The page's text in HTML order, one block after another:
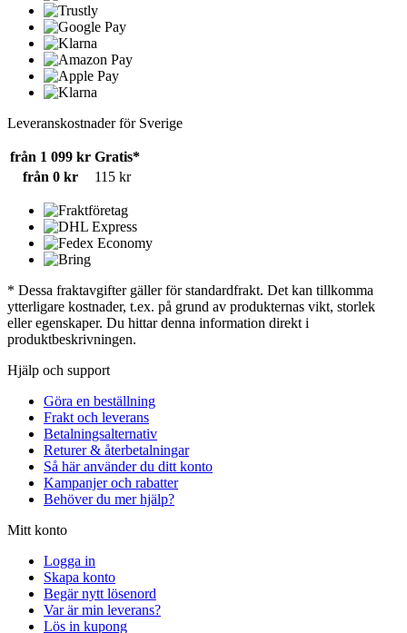
Leveranskostnader för Sverige
från 1 099 kr Gratis*
från 0 kr
115 kr
* Dessa fraktavgifter gäller för standardfrakt. Det kan tillkomma
ytterligare kostnader, t.ex. på grund av produkternas vikt, storlek
eller egenskaper. Du hittar denna information direkt i
produktbeskrivningen.
Hjälp och support
Göra en beställning
Frakt och leverans
Betalningsalternativ
Returer & återbetalningar
Så här använder du ditt konto
Kampanjer och rabatter
Behöver du mer hjälp?
Mitt konto
Logga in
Skapa konto
Begär nytt lösenord
Var är min leverans?
Lös in kupong